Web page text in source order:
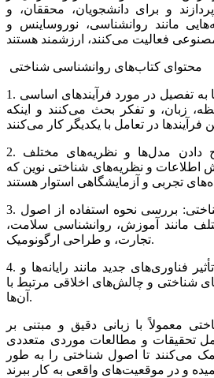
و برای دانشجویان، محققان، و
مانند روانشناسی، نوروساینس و
محتوای کتاب‌های روانشناسی شناختی
1. فرآیندهای اساسی: کتاب‌ها به تفصیل در مورد فرآیندهای اساسی
زبان، و تفکر بحث می‌کنند و اینکه
2. نظریه‌ها و مدل‌ها: توضیح دادن مدل‌ها و نظریه‌های مختلف
اطلاعات و نظریه‌های شناختی نوین که
3. کاربردهای روانشناسی شناختی: بررسی نحوه استفاده از اصول
مانند آموزش، روانشناسی سلامت،
تجارت، و طراحی ارگونومیک.
4. فناوری و شناخت: تحلیل تأثیر فناوری‌های جدید مانند رایانه‌ها و
شناختی و چالش‌های اخلاقی مرتبط با
آن‌ها.
معمولاً با زبانی دقیق و مبتنی بر
تحقیقات و مطالعات موردی متعددی
می‌کنند تا اصول شناختی را به طور